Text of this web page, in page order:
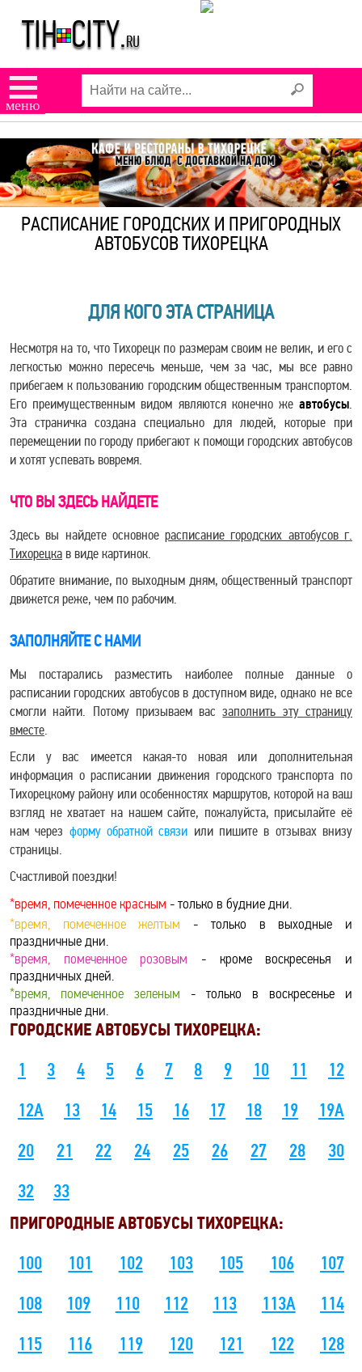
☰
меню
РАСПИСАНИЕ ГОРОДСКИХ И ПРИГОРОДНЫХ
АВТОБУСОВ ТИХОРЕЦКА
ДЛЯ КОГО ЭТА СТРАНИЦА
Несмотря на то, что Тихорецк по размерам своим не велик, и его с
легкостью можно пересечь меньше, чем за час, мы все равно
прибегаем к пользованию городским общественным транспортом.
Его преимущественным видом являются конечно же автобусы.
Эта страничка создана специально для людей, которые при
перемещении по городу прибегают к помощи городских автобусов
и хотят успевать вовремя.
ЧТО ВЫ ЗДЕСЬ НАЙДЕТЕ
Здесь вы найдете основноерасписание городских автобусов г.
Тихорецкав виде картинок.
Обратите внимание, по выходным дням, общественный транспорт
движется реже, чем по рабочим.
ЗАПОЛНЯЙТЕ С НАМИ
Мы постарались разместить наиболее полные данные о
расписании городских автобусов в доступном виде, однако не все
смогли найти. Потому призываем васзаполнить эту страницу
вместе.
Если у вас имеется какая-то новая или дополнительная
информация о расписании движения городского транспорта по
Тихорецкому району или особенностях маршрутов, которой на ваш
взгляд не хватает на нашем сайте, пожалуйста, присылайте её
нам через форму обратной связи или пишите в отзывах внизу
страницы.
Счастливой поездки!
*время, помеченное красным - только в будние дни.
*время, помеченное желтым - только в выходные и
праздничные дни.
*время, помеченное розовым - кроме воскресенья и
праздничных дней.
*время, помеченное зеленым - только в воскресенье и
праздничные дни.
ГОРОДСКИЕ АВТОБУСЫ ТИХОРЕЦКА:
1
3 4 5 6 7 8 9 10 11
12
12А
13 14 15 16 17 18 19
19А
20
21 22 24 25 26 27 28
30
32
33
ПРИГОРОДНЫЕ АВТОБУСЫ ТИХОРЕЦКА:
100
101 102 103 105 106
107
108
109 110 112 113 113A
114
115
116 119 120 121 122
128